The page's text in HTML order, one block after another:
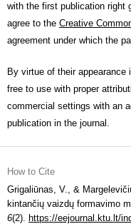
with the first publication right
agree to the Creative
agreement under which the
By virtue of their
free to use with proper
commercial settings with an
publication in the journal.
How to Cite
Grigaliūnas, V., &
kintančių vaizdų formavimo
6(2). https://eejournal.ktu.lt/